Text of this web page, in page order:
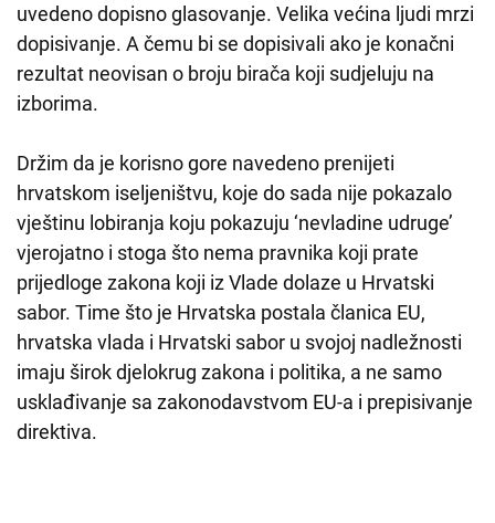
uvedeno dopisno glasovanje. Velika većina ljudi mrzi
dopisivanje. A čemu bi se dopisivali ako je konačni
rezultat neovisan o broju birača koji sudjeluju na
izborima.
Držim da je korisno gore navedeno prenijeti
hrvatskom iseljeništvu, koje do sada nije pokazalo
vještinu lobiranja koju pokazuju ‘nevladine udruge’
vjerojatno i stoga što nema pravnika koji prate
prijedloge zakona koji iz Vlade dolaze u Hrvatski
sabor. Time što je Hrvatska postala članica EU,
hrvatska vlada i Hrvatski sabor u svojoj nadležnosti
imaju širok djelokrug zakona i politika, a ne samo
usklađivanje sa zakonodavstvom EU-a i prepisivanje
direktiva.